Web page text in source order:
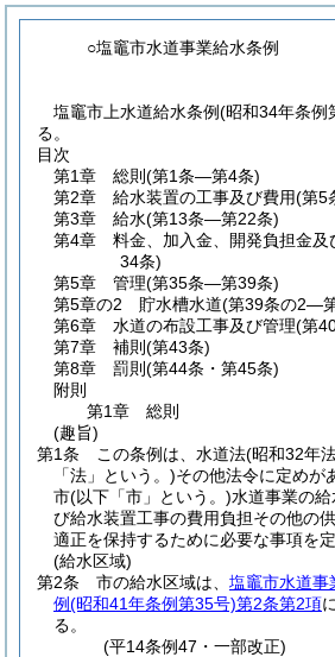
○塩竈市水道事業給水条例
塩竈市上水道給水条例(昭和34年条例
る。
目次
第1章
総則 (第1条―第4条)
第2章
給水装置の工事及び費用(第5
第3章
給水(第13条―第22条)
第4章
料金、加入金、開発負担金及
34条)
第5章
管理(第35条―第39条)
第5章の2
貯水槽水道(第39条の2―
第6章
水道の布設工事及び管理(第
第7章
補則 (第43条)
第8章
罰則 (第44条・第45条)
附則
第1章
総則
(趣旨)
第1条
この条例は、水道法(昭和32年
「法」という。)その他法令に定めが
市(以下「市」という。)水道事業の
び給水装置工事の費用負担その他の
適正を保持するために必要な事項を定
(給水区域)
第2条
市の給水区域は、 塩竈市水道事
例(昭和41年条例第35号)第2条第2項
る。
(平14条例47・一部改正)